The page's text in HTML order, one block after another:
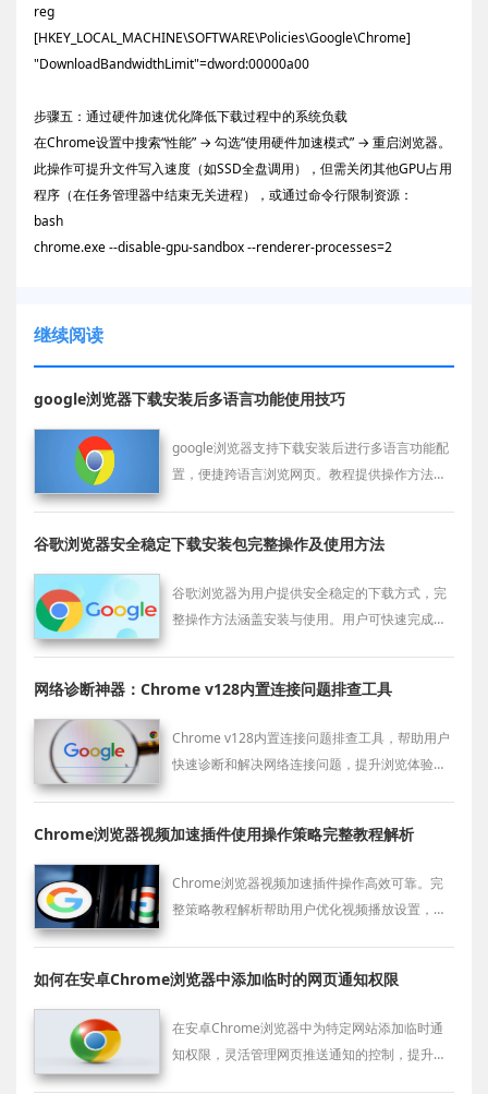
reg
[HKEY_LOCAL_MACHINE\SOFTWARE\Policies\Google\Chrome]
"DownloadBandwidthLimit"=dword:00000a00
步骤五：通过硬件加速优化降低下载过程中的系统负载
在Chrome设置中搜索“性能” → 勾选“使用硬件加速模式” → 重启浏览器。
此操作可提升文件写入速度（如SSD全盘调用），但需关闭其他GPU占用
程序（在任务管理器中结束无关进程），或通过命令行限制资源：
bash
chrome.exe --disable-gpu-sandbox --renderer-processes=2
继续阅读
google浏览器下载安装后多语言功能使用技巧
google浏览器支持下载安装后进行多语言功能配
置，便捷跨语言浏览网页。教程提供操作方法，
谷歌浏览器安全稳定下载安装包完整操作及使用方法
谷歌浏览器为用户提供安全稳定的下载方式，完
整操作方法涵盖安装与使用。用户可快速完成配
网络诊断神器：Chrome v128内置连接问题排查工具
Chrome v128内置连接问题排查工具，帮助用户
快速诊断和解决网络连接问题，提升浏览体验，
Chrome浏览器视频加速插件使用操作策略完整教程解析
Chrome浏览器视频加速插件操作高效可靠。完
整策略教程解析帮助用户优化视频播放设置，实
如何在安卓Chrome浏览器中添加临时的网页通知权限
在安卓Chrome浏览器中为特定网站添加临时通
知权限，灵活管理网页推送通知的控制，提升浏